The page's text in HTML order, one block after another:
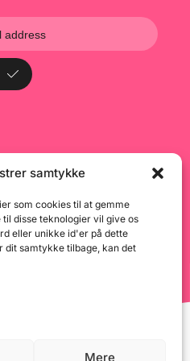
samtykke
som cookies til at gemme
disse teknologier vil give os
eller unikke id'er på dette
samtykke tilbage, kan det
Mere